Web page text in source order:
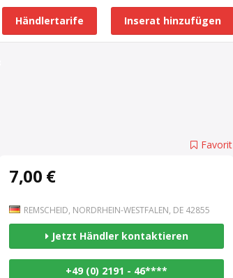
Inserat hinzufügen
Händlertarife
Favorit
7,00 €
REMSCHEID, NORDRHEIN-WESTFALEN, DE 42855
Jetzt Händler kontaktieren
+49 (0) 2191 - 46****